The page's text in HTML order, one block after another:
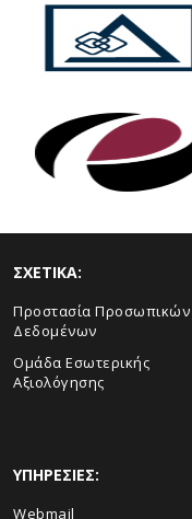
ΣΧΕΤΙΚΑ:
Προστασία Προσωπικών
Δεδομένων
Ομάδα Εσωτερικής
Αξιολόγησης
ΥΠΗΡΕΣΙΕΣ:
Webmail